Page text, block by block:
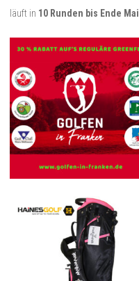
läuft in 10 Runden bis Ende Mai